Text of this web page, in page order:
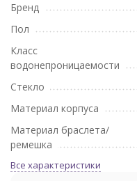
Бренд
Пол
Класс
водонепроницаемости
Стекло
Материал корпуса
Материал браслета/
ремешка
Все характеристики